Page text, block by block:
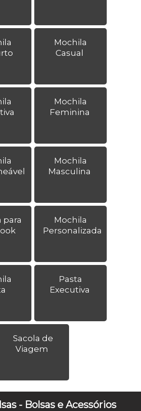
Mochila
Casual
Mochila
Feminina
Mochila
Masculina
para
Mochila
Personalizada
Pasta
Executiva
Sacola de
Viagem
- Bolsas e Acessórios